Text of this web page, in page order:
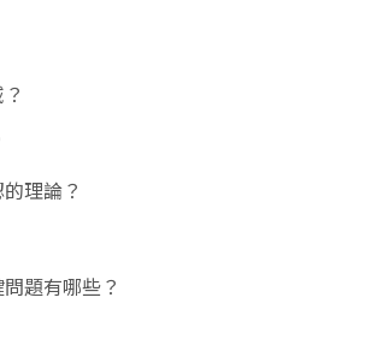
理論？
題有哪些？